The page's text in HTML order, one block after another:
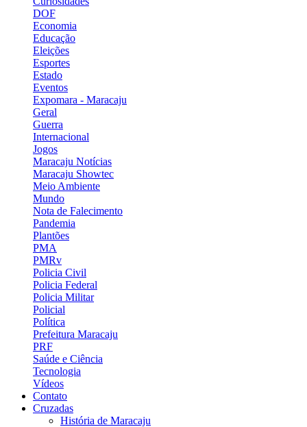
DOF
Economia
Educação
Eleições
Esportes
Estado
Eventos
Expomara - Maracaju
Geral
Guerra
Internacional
Jogos
Maracaju Notícias
Maracaju Showtec
Meio Ambiente
Mundo
Nota de Falecimento
Pandemia
Plantões
PMA
PMRv
Policia Civil
Policia Federal
Policia Militar
Policial
Política
Prefeitura Maracaju
PRF
Saúde e Ciência
Tecnologia
Vídeos
Contato
Cruzadas
História de Maracaju